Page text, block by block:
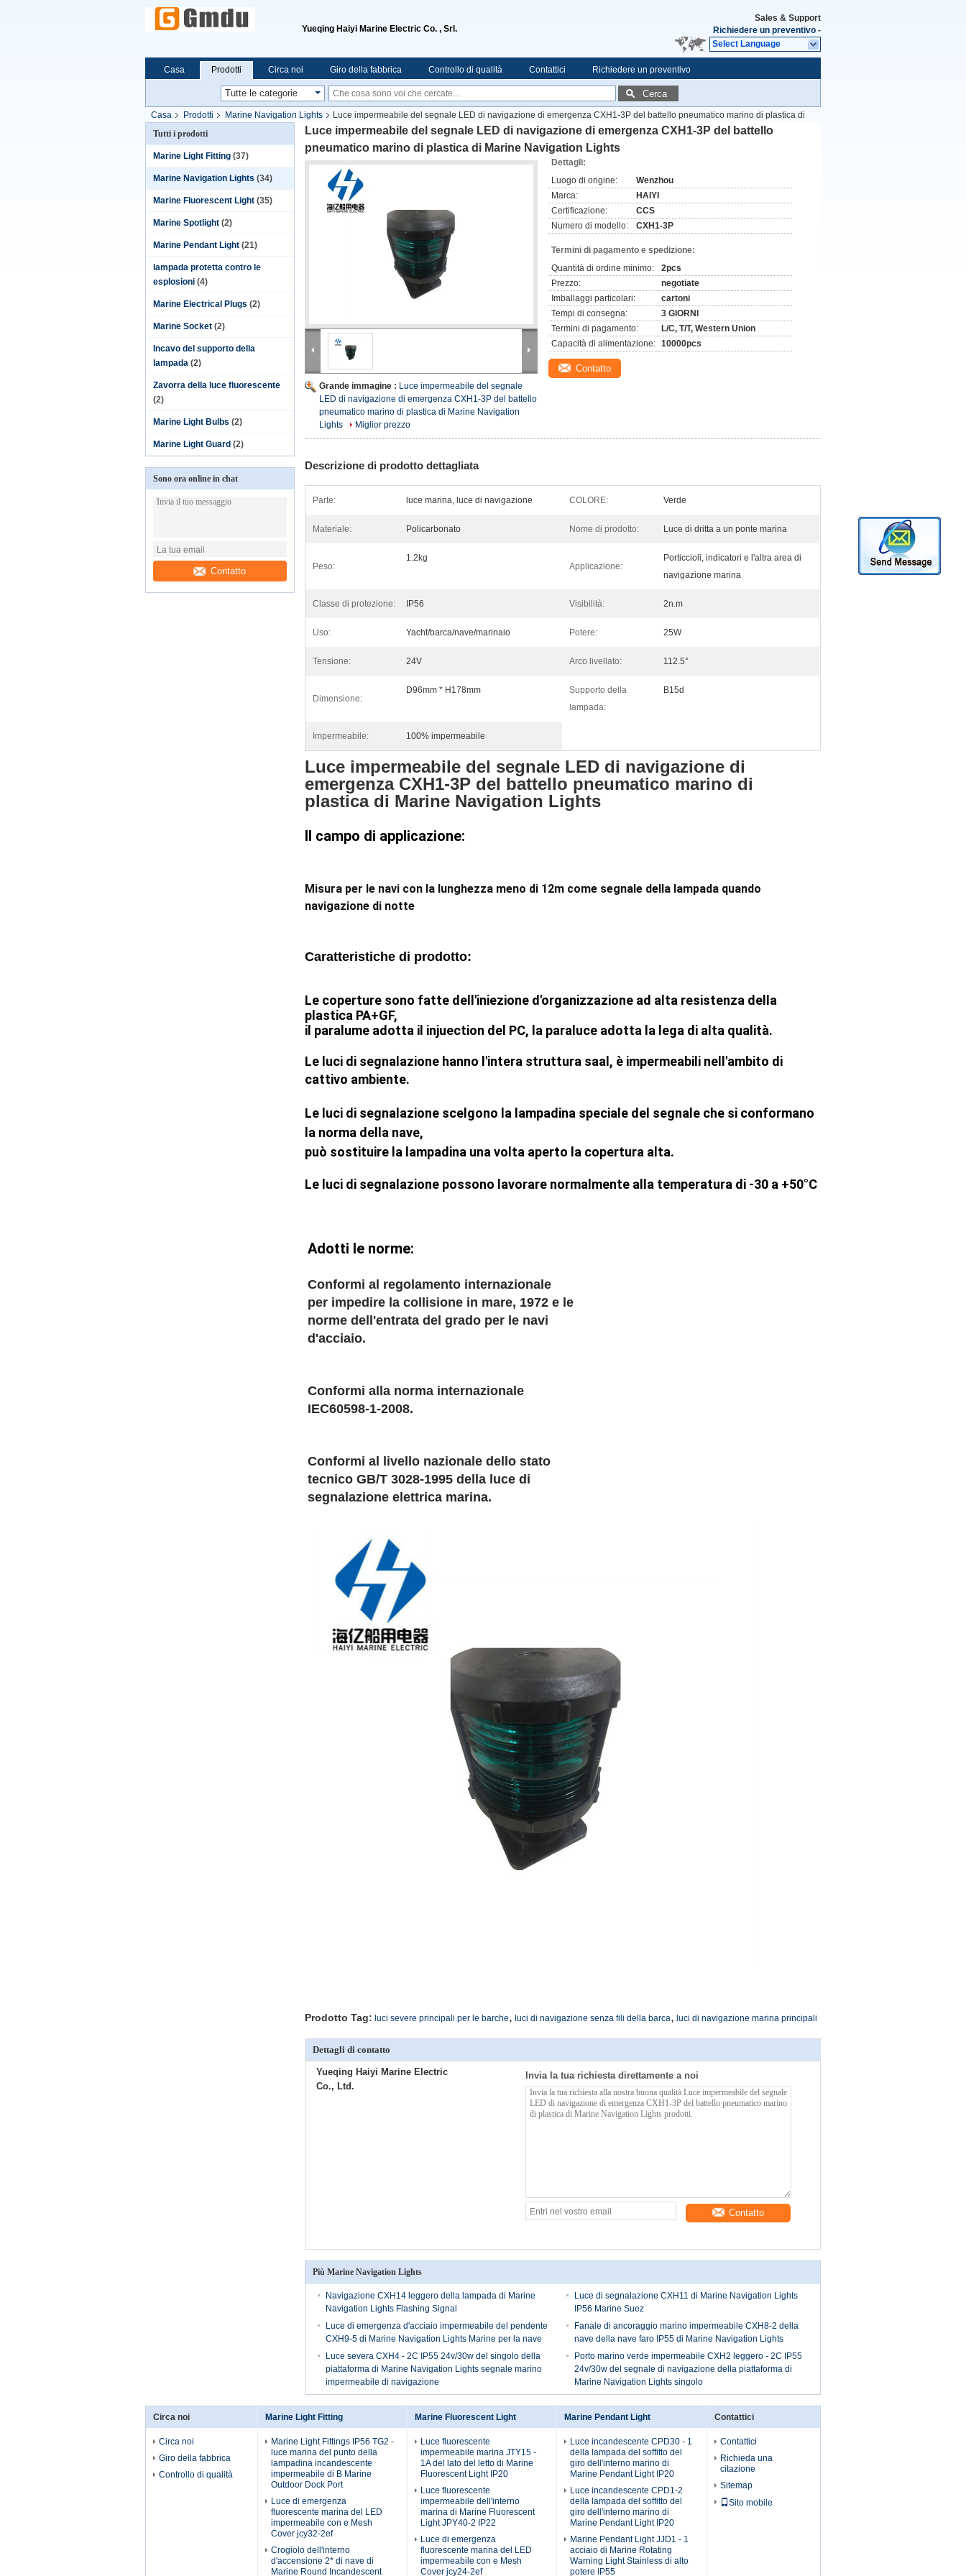
Yueqing Haiyi Marine Electric Co. , Srl.
Sales & Support
Richiedere un preventivo -
Select Language
Casa Prodotti Circa noi Giro della fabbrica Controllo di qualità Contattici Richiedere un preventivo
Cerca
Casa Prodotti Marine Navigation Lights
Luce impermeabile del segnale LED di navigazione di emergenza CXH1-3P del battello pneumatico marino di plastica di
Marine Navigation Lights
Tutti i prodotti
Marine Light Fitting (37)
Marine Navigation Lights (34)
Marine Fluorescent Light (35)
Marine Spotlight (2)
Marine Pendant Light (21)
lampada protetta contro le
esplosioni (4)
Marine Electrical Plugs (2)
Marine Socket (2)
Incavo del supporto della
lampada (2)
Zavorra della luce fluorescente
(2)
Marine Light Bulbs (2)
Marine Light Guard (2)
Sono ora online in chat
Contatto
Luce impermeabile del segnale LED di navigazione di emergenza CXH1-3P del battello
pneumatico marino di plastica di Marine Navigation Lights
Grande immagine : Luce impermeabile del segnale
LED di navigazione di emergenza CXH1-3P del battello
pneumatico marino di plastica di Marine Navigation
Lights
Miglior prezzo
Dettagli:
Luogo di origine:
Wenzhou
Marca:
HAIYI
Certificazione:
CCS
Numero di modello:
CXH1-3P
Termini di pagamento e spedizione:
Quantità di ordine minimo:
2pcs
Prezzo:
negotiate
Imballaggi particolari:
cartoni
Tempi di consegna:
3 GIORNI
Termini di pagamento:
L/C, T/T, Western Union
Capacità di alimentazione: 10000pcs
Contatto
Descrizione di prodotto dettagliata
Parte: luce marina, luce di navigazione COLORE: Verde
Materiale: Policarbonato Nome di prodotto: Luce di dritta a un ponte marina
Peso:
1.2kg
Applicazione:
Porticcioli, indicatori e l'altra area di
navigazione marina
Classe di protezione: IP56 Visibilità: 2n.m
Uso: Yacht/barca/nave/marinaio Potere: 25W
Tensione: 24V Arco livellato: 112.5°
Dimensione:
D96mm * H178mm
Supporto della
lampada:
B15d
Impermeabile: 100% impermeabile
Luce impermeabile del segnale LED di navigazione di
emergenza CXH1-3P del battello pneumatico marino di
plastica di Marine Navigation Lights
Il campo di applicazione:
Misura per le navi con la lunghezza meno di 12m come segnale della lampada quando
navigazione di notte
Caratteristiche di prodotto:
Le coperture sono fatte dell'iniezione d'organizzazione ad alta resistenza della
plastica PA+GF,
il paralume adotta il injuection del PC, la paraluce adotta la lega di alta qualità.
Le luci di segnalazione hanno l'intera struttura saal, è impermeabili nell'ambito di
cattivo ambiente.
Le luci di segnalazione scelgono la lampadina speciale del segnale che si conformano
la norma della nave,
può sostituire la lampadina una volta aperto la copertura alta.
Le luci di segnalazione possono lavorare normalmente alla temperatura di -30 a +50°C
Adotti le norme:
Conformi al regolamento internazionale
per impedire la collisione in mare, 1972 e le
norme dell'entrata del grado per le navi
d'acciaio.
Conformi alla norma internazionale
IEC60598-1-2008.
Conformi al livello nazionale dello stato
tecnico GB/T 3028-1995 della luce di
segnalazione elettrica marina.
Prodotto Tag: luci severe principali per le barche, luci di navigazione senza fili della barca, luci di navigazione marina principali
Dettagli di contatto
Yueqing Haiyi Marine Electric
Co., Ltd.
Invia la tua richiesta direttamente a noi
Contatto
Più Marine Navigation Lights
Navigazione CXH14 leggero della lampada di Marine
Navigation Lights Flashing Signal
Luce di segnalazione CXH11 di Marine Navigation Lights
IP56 Marine Suez
Luce di emergenza d'acciaio impermeabile del pendente
CXH9-5 di Marine Navigation Lights Marine per la nave
Fanale di ancoraggio marino impermeabile CXH8-2 della
nave della nave faro IP55 di Marine Navigation Lights
Luce severa CXH4 - 2C IP55 24v/30w del singolo della
piattaforma di Marine Navigation Lights segnale marino
impermeabile di navigazione
Porto marino verde impermeabile CXH2 leggero - 2C IP55
24v/30w del segnale di navigazione della piattaforma di
Marine Navigation Lights singolo
Circa noi
Circa noi
Giro della fabbrica
Controllo di qualità
Marine Light Fitting
Marine Light Fittings IP56 TG2 -
luce marina del punto della
lampadina incandescente
impermeabile di B Marine
Outdoor Dock Port
Luce di emergenza
fluorescente marina del LED
impermeabile con e Mesh
Cover jcy32-2ef
Crogiolo dell'interno
d'accensione 2* di nave di
Marine Round Incandescent
Marine Fluorescent Light
Luce fluorescente
impermeabile marina JTY15 -
1A del lato del letto di Marine
Fluorescent Light IP20
Luce fluorescente
impermeabile dell'interno
marina di Marine Fluorescent
Light JPY40-2 IP22
Luce di emergenza
fluorescente marina del LED
impermeabile con e Mesh
Cover jcy24-2ef
Marine Pendant Light
Luce incandescente CPD30 - 1
della lampada del soffitto del
giro dell'interno marino di
Marine Pendant Light IP20
Luce incandescente CPD1-2
della lampada del soffitto del
giro dell'interno marino di
Marine Pendant Light IP20
Marine Pendant Light JJD1 - 1
acciaio di Marine Rotating
Warning Light Stainless di alto
potere IP55
Contattici
Contattici
Richieda una
citazione
Sitemap
Sito mobile